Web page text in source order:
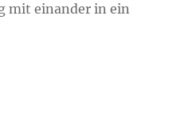
mit einander in ein